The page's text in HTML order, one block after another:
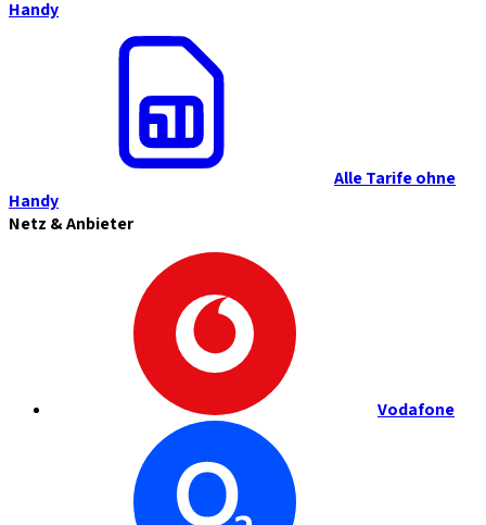
Handy
Alle Tarife ohne
Handy
Netz & Anbieter
Vodafone